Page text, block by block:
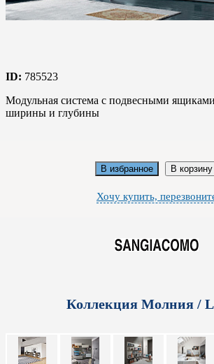
ID: 785523
Модульная система с подвесными
ширины и глубины
В избранное В корзину
Хочу купить,
Коллекция Молния /